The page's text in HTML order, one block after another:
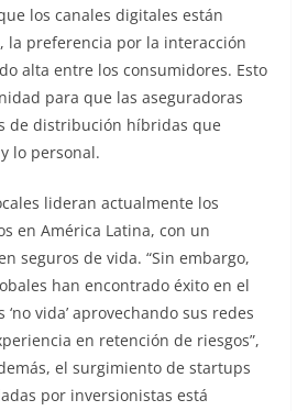
los canales digitales están
la preferencia por la interacción
alta entre los consumidores. Esto
para que las aseguradoras
de distribución híbridas que
lo personal.
lideran actualmente los
en América Latina, con un
seguros de vida. “Sin embargo,
han encontrado éxito en el
vida’ aprovechando sus redes
en retención de riesgos”,
el surgimiento de startups
por inversionistas está